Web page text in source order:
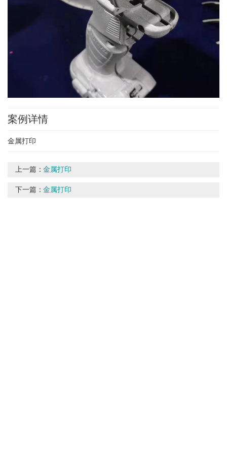
案例详情
金属打印
上一篇：金属打印
下一篇：金属打印